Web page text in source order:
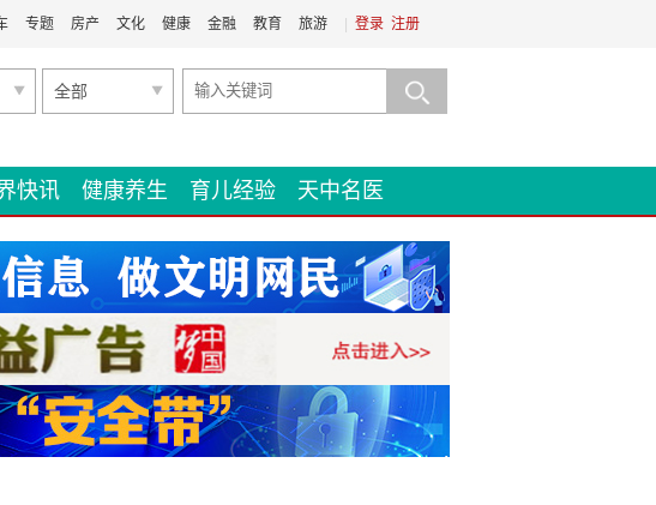
登录 注册
专题 房产 文化 健康 金融 教育 旅游
全部
快讯 健康养生 育儿经验
天中名医